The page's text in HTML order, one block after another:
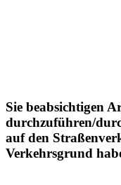
Sie beabsichtigen
durchzuführen/
auf den
Verkehrsgrund